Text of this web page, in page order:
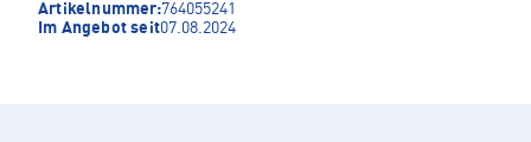
Artikelnummer:764055241
Im Angebot seit07.08.2024